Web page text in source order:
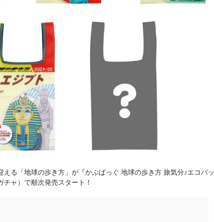
る「地球の歩き方」が『かぷばっぐ 地球の歩き方 旅気分♪エコバッ
ャ）で順次発売スタート！